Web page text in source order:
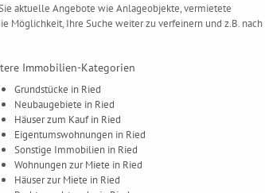
aktuelle Angebote wie Anlageobjekte, vermietete
Möglichkeit, Ihre Suche weiter zu verfeinern und z.B.
Immobilien-Kategorien
Grundstücke in Ried
Neubaugebiete in Ried
Häuser zum Kauf in Ried
Eigentumswohnungen in Ried
Sonstige Immobilien in Ried
Wohnungen zur Miete in Ried
Häuser zur Miete in Ried